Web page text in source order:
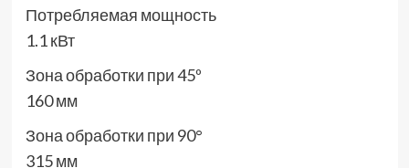
Потребляемая мощность
1.1 кВт
Зона обработки при 45º
160 мм
Зона обработки при 90°
315 мм